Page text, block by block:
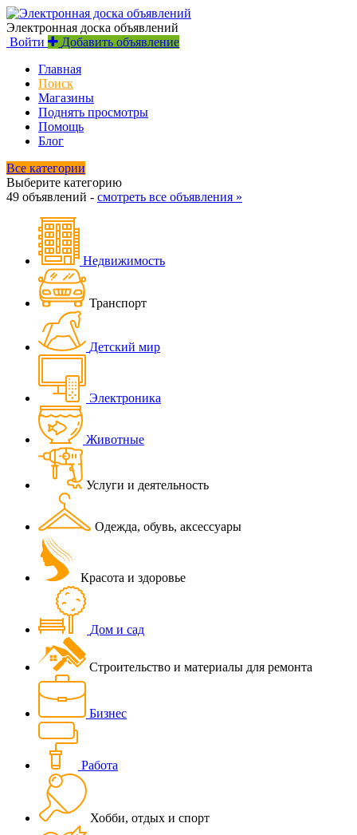
Электронная доска объявлений
Войти
Добавить объявление
Главная
Поиск
Магазины
Поднять просмотры
Помощь
Блог
Все категории
Выберите категорию
49 объявлений - смотреть все объявления »
Недвижимость
Транспорт
Детский мир
Электроника
Животные
Услуги и деятельность
Одежда, обувь, аксессуары
Красота и здоровье
Дом и сад
Строительство и материалы для ремонта
Бизнес
Работа
Хобби, отдых и спорт